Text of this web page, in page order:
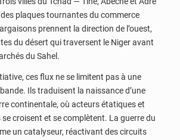
plaques tournantes du commerce
prennent la direction de l’ouest,
du désert qui traversent le Niger avant
du Sahel.
ces flux ne se limitent pas à une
Ils traduisent la naissance d’une
continentale, où acteurs étatiques et
se croisent et se complètent. La guerre du
un catalyseur, réactivant des circuits